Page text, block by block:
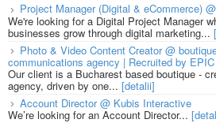
Project Manager (Digital & eCommerce)
We're looking for a Digital Project Manager
businesses grow through digital marketing...
Photo & Video Content Creator @
communications agency | Recruited by
Our client is a Bucharest based boutique -
agency, driven by one... [detalii]
Account Director @ Kubis Interactive
We’re looking for an Account Director...